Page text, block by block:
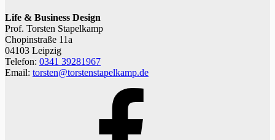
Life & Business Design
Prof. Torsten Stapelkamp
Chopinstraße 11a
04103 Leipzig
Telefon: 0341 39281967
Email: torsten@torstenstapelkamp.de